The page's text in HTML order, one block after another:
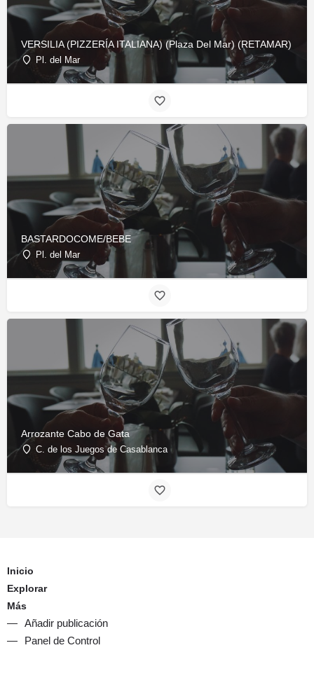
VERSILIA (PIZZERÍA ITALIANA) (Plaza Del Mar) (RETAMAR)
Pl. del Mar
BASTARDOCOME/BEBE
Pl. del Mar
Arrozante Cabo de Gata
C. de los Juegos de Casablanca
Inicio
Explorar
Más
Añadir publicación
Panel de Control